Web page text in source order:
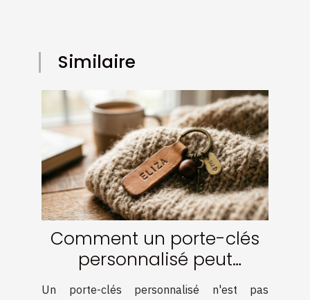
Similaire
Comment un porte-clés
personnalisé peut
renforcer les liens ?
Un porte-clés personnalisé n'est pas